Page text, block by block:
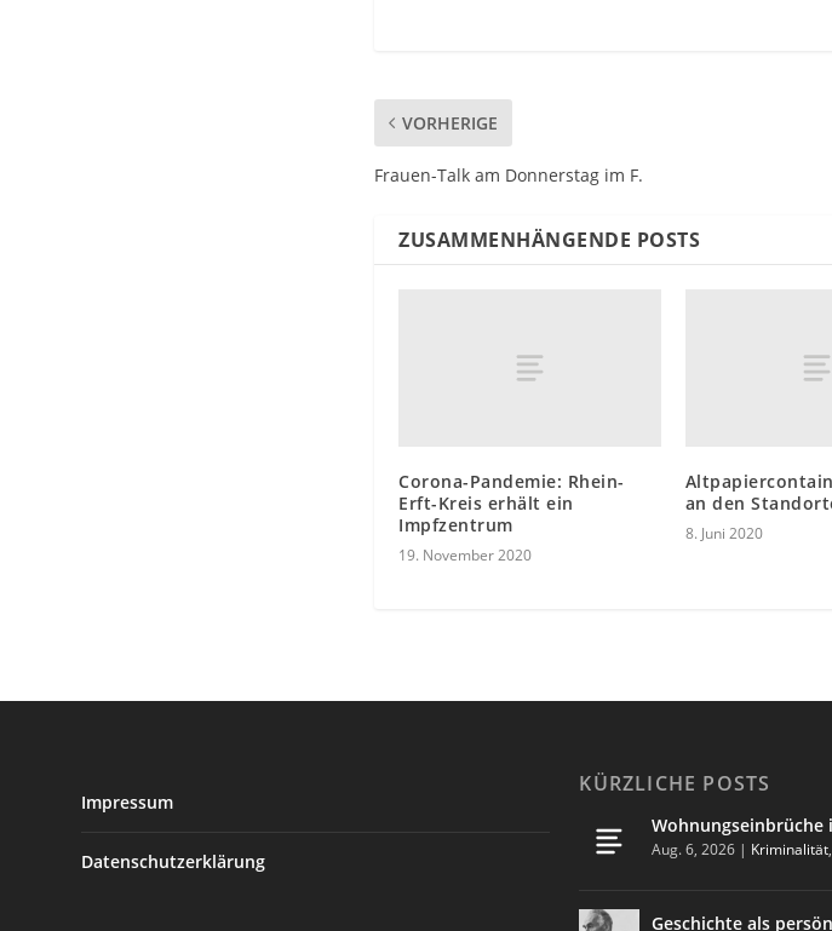
VORHERIGE
Frauen-Talk am Donnerstag im F.
ZUSAMMENHÄNGENDE POSTS
Corona-Pandemie: Rhein-
Erft-Kreis erhält ein
Impfzentrum
19. November 2020
an den
8. Juni 2020
Impressum
Datenschutzerklärung
KÜRZLICHE POSTS
Wohnungseinbrüche
Aug. 6, 2026 | Kriminalität,
Geschichte als